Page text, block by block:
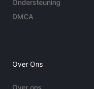
Ondersteuning
DMCA
Over Ons
Over ons